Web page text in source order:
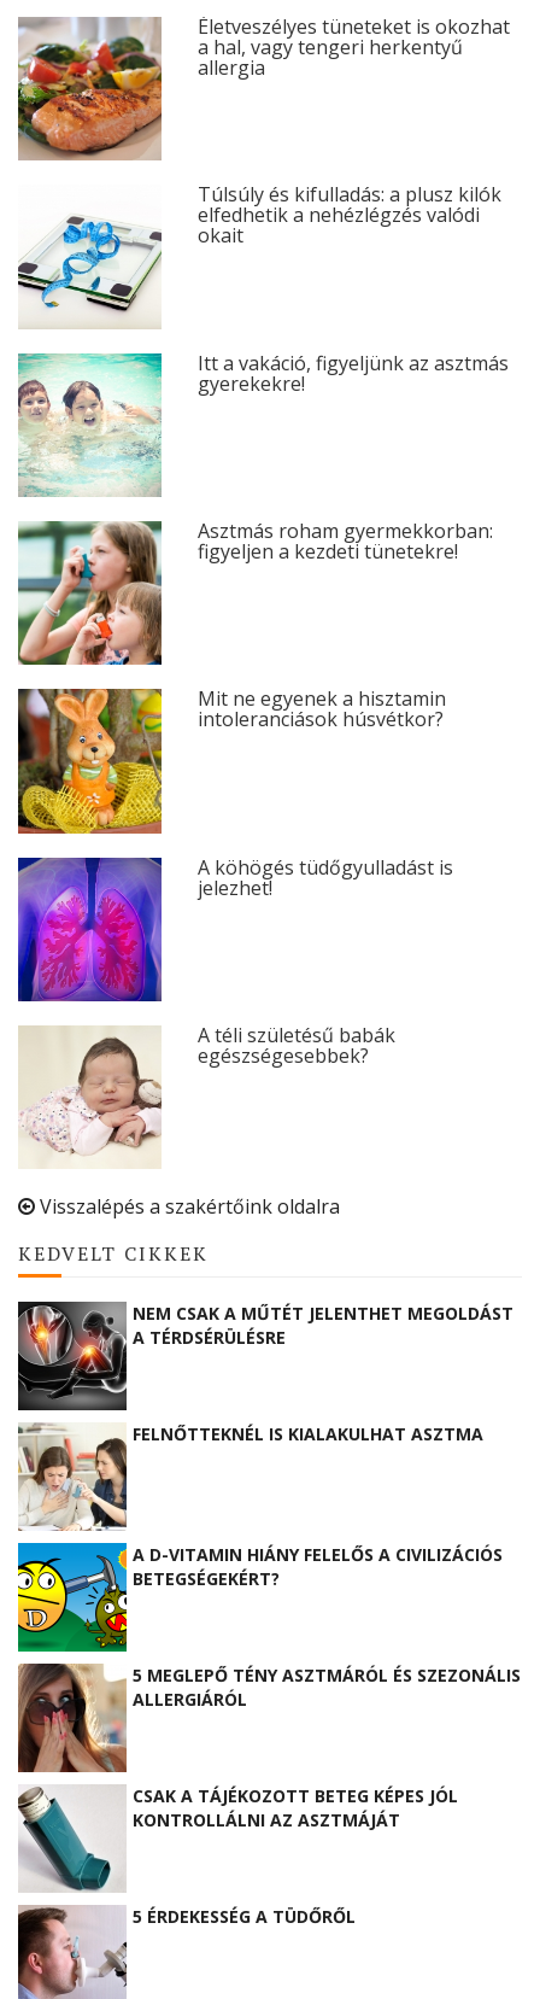
Életveszélyes tüneteket is okozhat
a hal, vagy tengeri herkentyű
allergia
Túlsúly és kifulladás: a plusz kilók
elfedhetik a nehézlégzés valódi
okait
Itt a vakáció, figyeljünk az asztmás
gyerekekre!
Asztmás roham gyermekkorban:
figyeljen a kezdeti tünetekre!
Mit ne egyenek a hisztamin
intoleranciások húsvétkor?
A köhögés tüdőgyulladást is
jelezhet!
A téli születésű babák
egészségesebbek?
Visszalépés a szakértőink oldalra
KEDVELT CIKKEK
NEM CSAK A MŰTÉT JELENTHET MEGOLDÁST
A TÉRDSÉRÜLÉSRE
FELNŐTTEKNÉL IS KIALAKULHAT ASZTMA
A D-VITAMIN HIÁNY FELELŐS A CIVILIZÁCIÓS
BETEGSÉGEKÉRT?
5 MEGLEPŐ TÉNY ASZTMÁRÓL ÉS SZEZONÁLIS
ALLERGIÁRÓL
CSAK A TÁJÉKOZOTT BETEG KÉPES JÓL
KONTROLLÁLNI AZ ASZTMÁJÁT
5 ÉRDEKESSÉG A TÜDŐRŐL